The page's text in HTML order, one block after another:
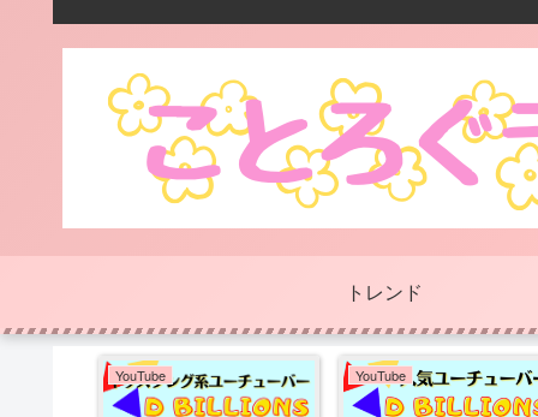
トレンド
美容と健康 美容と健康